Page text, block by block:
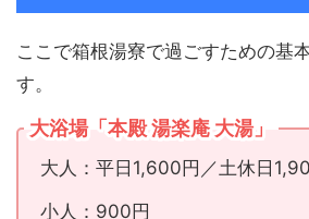
ここで箱根湯寮で過ごすための基
す。
大浴場「本殿 湯楽庵 大湯」
大人：平日1,600円／土休日
小人：900円